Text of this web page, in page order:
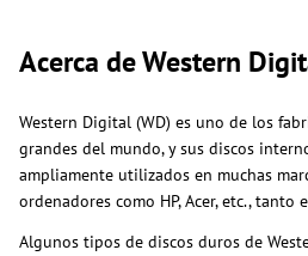
Acerca de Western
Western Digital (WD) es uno de los
grandes del mundo, y sus discos
ampliamente utilizados en muchas
ordenadores como HP, Acer, etc., tanto
Algunos tipos de discos duros de